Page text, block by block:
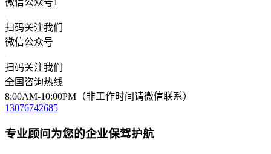
扫码关注我们
微信公众号
扫码关注我们
全国咨询热线
8:00AM-10:00PM（非工作时间请微信联系）
13076742685
专业顾问为您的企业保驾护航